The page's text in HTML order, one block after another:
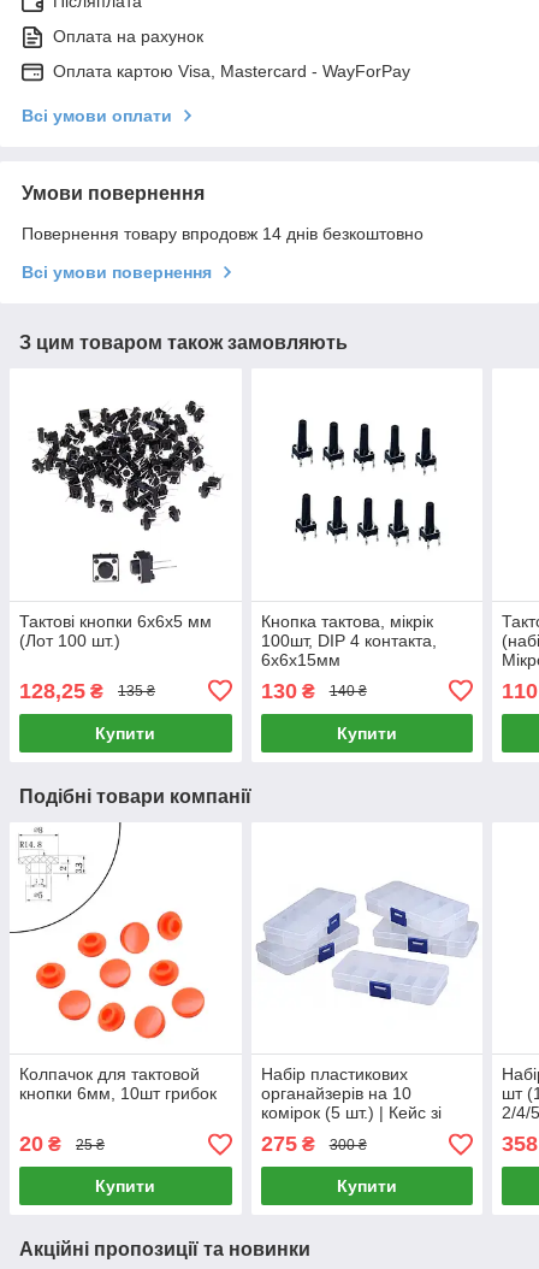
Оплата на рахунок
Оплата картою Visa, Mastercard - WayForPay
Всі умови оплати
Умови повернення
Повернення товару впродовж 14 днів безкоштовно
Всі умови повернення
З цим товаром також замовляють
Тактові кнопки 6х6х5 мм
(Лот 100 шт.)
128,25 ₴ 135 ₴
Купити
Кнопка тактова, мікрік
100шт, DIP 4 контакта,
6х6х15мм
130₴ 140 ₴
Купити
110
Подібні товари компанії
Колпачок для тактовой
кнопки 6мм, 10шт грибок
20 ₴ 25 ₴
Купити
Набір пластикових
органайзерів на 10
комірок (5 шт.) | Кейс зі
знімними перегородками
для дрібниць 125х63 мм
275₴ 300 ₴
Купити
шт
2/4/
Акційні пропозиції та новинки